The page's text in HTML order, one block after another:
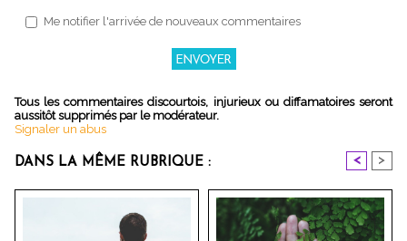
Me notifier l'arrivée de nouveaux commentaires
Tous les commentaires discourtois, injurieux ou diffamatoires seront
aussitôt supprimés par le modérateur.
Signaler un abus
DANS LA MÊME RUBRIQUE : < >